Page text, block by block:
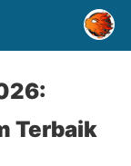
Terbaik